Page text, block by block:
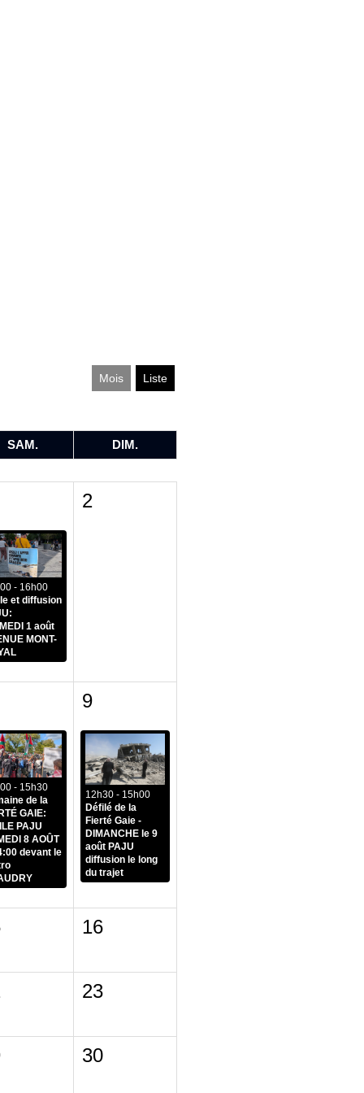
Mois Liste
SAM. DIM.
2
- 16h00
et diffusion
1 août
MONT-
9
- 15h30
de la
GAIE:
PAJU
8 AOÛT
devant le
12h30 - 15h00
Défilé de la
Fierté Gaie -
DIMANCHE le 9
août PAJU
diffusion le long
du trajet
16
23
30